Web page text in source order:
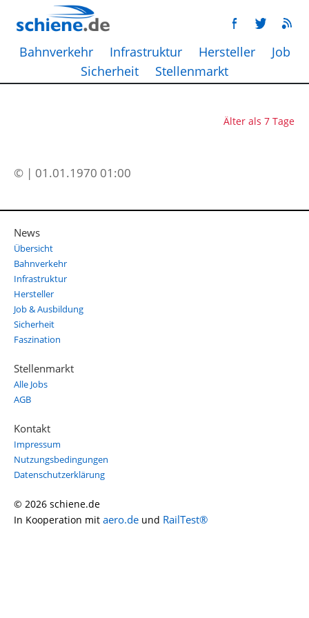
Bahnverkehr Infrastruktur Hersteller
Job
Sicherheit
Stellenmarkt
Älter als 7 Tage
© | 01.01.1970 01:00
News
Übersicht
Bahnverkehr
Infrastruktur
Hersteller
Job & Ausbildung
Sicherheit
Faszination
Stellenmarkt
Alle Jobs
AGB
Kontakt
Impressum
Nutzungsbedingungen
Datenschutzerklärung
© 2026 schiene.de
In Kooperation mit aero.de und RailTest®